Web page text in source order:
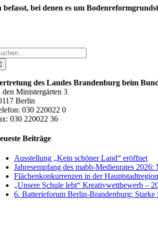
bei denen es um
des Landes Brandenburg beim
den Ministergärten 3
Berlin
030 220022 0
030 220022 36
Beiträge
Ausstellung „Kein schöner Land“ eröffnet
Jahresempfang des mabb-Medienrates
Flächenkonkurrenzen in der
„Unsere Schule lebt“ Kreativwettbewerb –
6. Batterieforum Berlin-Brandenburg: